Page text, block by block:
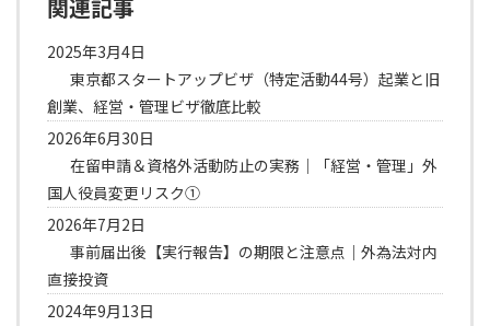
関連記事
2025年3月4日
東京都スタートアップビザ（特定活動44号）起業と旧
創業、経営・管理ビザ徹底比較
2026年6月30日
在留申請＆資格外活動防止の実務｜「経営・管理」外
国人役員変更リスク①
2026年7月2日
事前届出後【実行報告】の期限と注意点｜外為法対内
直接投資
2024年9月13日